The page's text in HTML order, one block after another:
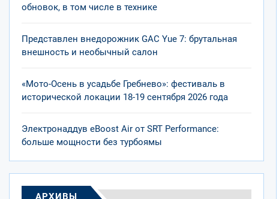
обновок, в том числе в технике
Представлен внедорожник GAC Yue 7: брутальная
внешность и необычный салон
«Мото-Осень в усадьбе Гребнево»: фестиваль в
исторической локации 18-19 сентября 2026 года
Электронаддув eBoost Air от SRT Performance:
больше мощности без турбоямы
АРХИВЫ